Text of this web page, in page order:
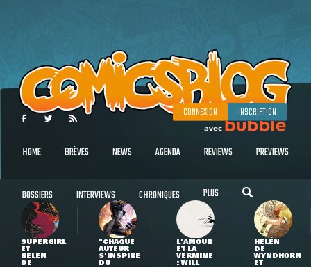
CONNEXION INSCRIPTION
HOME BRÈVES NEWS AGENDA REVIEWS PREVIEWS
DOSSIERS INTERVIEWS CHRONIQUES PLUS
SUPERGIRL
ET
HELEN
DE
"CHAQUE
AUTEUR
S'INSPIRE
DU
L'AMOUR
ET LA
VERMINE
: WILL
HELEN
DE
WYNDHORN
ET